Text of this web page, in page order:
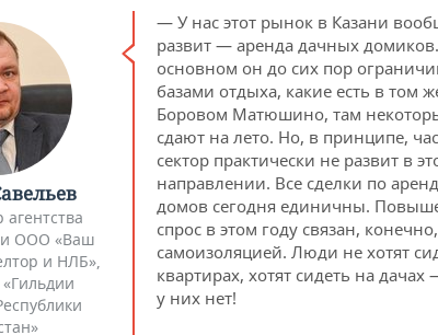
42 кирпич
25 брус
агентства
ООО «Ваш
и НЛБ»,
— У нас этот рынок в Казани
развит — аренда дачных
основном он до сих пор
базами отдыха, какие есть в том
Боровом Матюшино, там
сдают на лето. Но, в принципе,
сектор практически не развит в
направлении. Все сделки по
домов сегодня единичны.
спрос в этом году связан,
самоизоляцией. Люди не хотят
квартирах, хотят сидеть на дачах
у них нет!